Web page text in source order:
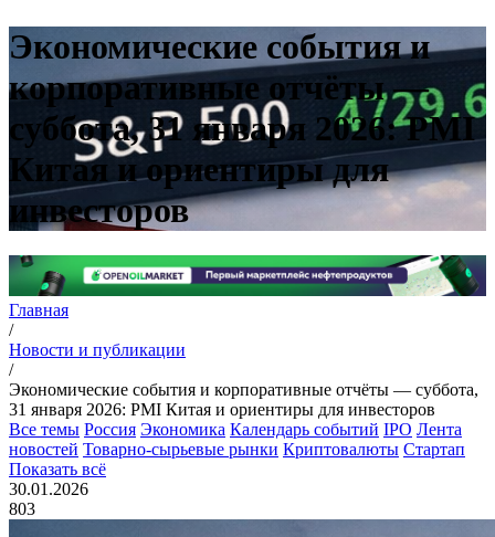
Экономические события и
корпоративные отчёты —
суббота, 31 января 2026: PMI
Китая и ориентиры для
инвесторов
Главная
/
Новости и публикации
/
Экономические события и корпоративные отчёты — суббота,
31 января 2026: PMI Китая и ориентиры для инвесторов
Все темы Россия Экономика Календарь событий IPO Лента
новостей Товарно-сырьевые рынки Криптовалюты Стартап
Показать всё
30.01.2026
803